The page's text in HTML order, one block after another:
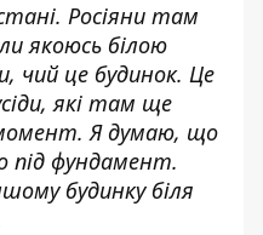
Росіяни там
якоюсь білою
чий це будинок. Це
які там ще
Я думаю, що
під фундамент.
будинку біля